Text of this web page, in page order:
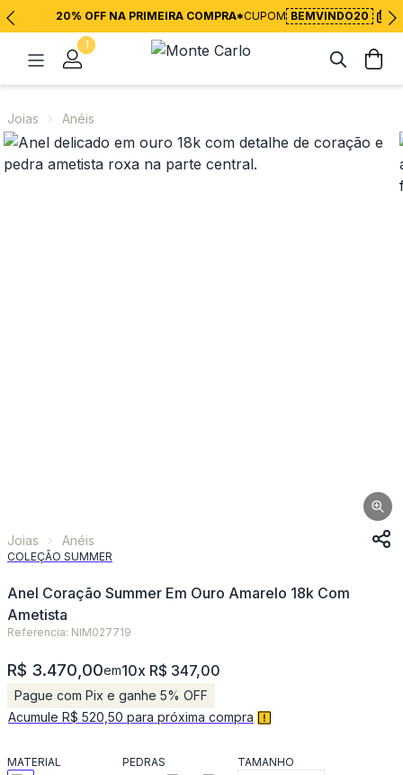
20% OFF NA PRIMEIRA COMPRA*CUPOM BEMVINDO20
1
Joias Anéis
Joias Anéis
COLEÇÃO SUMMER
Anel Coração Summer Em Ouro Amarelo 18k Com
Ametista
Referencia: NIM027719
R$ 3.470,00em10x R$ 347,00
Pague com Pix e ganhe 5% OFF
Acumule R$ 520,50 para próxima compra
MATERIAL PEDRAS TAMANHO